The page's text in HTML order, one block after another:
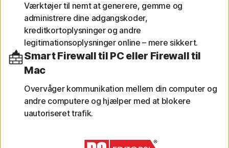
Værktøjer til nemt at generere, gemme og
administrere dine adgangskoder,
kreditkortoplysninger og andre
legitimationsoplysninger online – mere sikkert.
Smart Firewall til PC eller Firewall til
Mac
Overvåger kommunikation mellem din computer og
andre computere og hjælper med at blokere
uautoriseret trafik.